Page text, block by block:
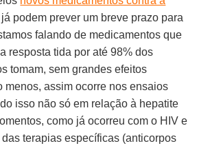
podem prever um breve prazo para
falando de medicamentos que
resposta tida por até 98% dos
tomam, sem grandes efeitos
menos, assim ocorre nos ensaios
isso não só em relação à hepatite
como já ocorreu com o HIV e
terapias específicas (anticorpos